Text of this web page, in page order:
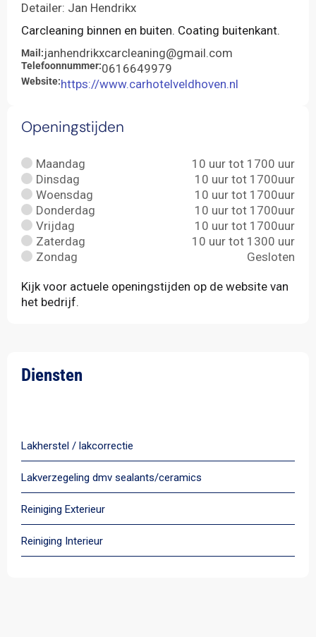
Detailer: Jan Hendrikx
Carcleaning binnen en buiten. Coating buitenkant.
Mail:janhendrikxcarcleaning@gmail.com
Telefoonnummer:0616649979
Website:https://www.carhotelveldhoven.nl
Openingstijden
Maandag
10 uur tot 1700 uur
Dinsdag
10 uur tot 1700uur
Woensdag
10 uur tot 1700uur
Donderdag
10 uur tot 1700uur
Vrijdag
10 uur tot 1700uur
Zaterdag
10 uur tot 1300 uur
Zondag
Gesloten
Kijk voor actuele openingstijden op de website van
het bedrijf.
Diensten
Lakherstel / lakcorrectie
Lakverzegeling dmv sealants/ceramics
Reiniging Exterieur
Reiniging Interieur